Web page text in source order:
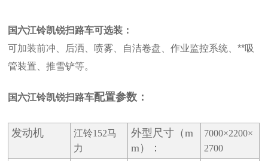
国六江铃凯锐扫路车可选装 ：
可加装前冲、后洒、喷雾、自洁卷盘、作业监控系统、**吸
管装置、推雪铲等。
国六江铃凯锐扫路车配置参数：
发动机
江铃152马
力
外型尺寸（m
m）：
7000×2200×
2700